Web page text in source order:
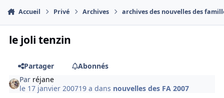
Accueil Privé Archives archives des nouvelles des
le joli tenzin
Partager
Abonnés
Par réjane
le 17 janvier 200719 a dans nouvelles des FA 2007